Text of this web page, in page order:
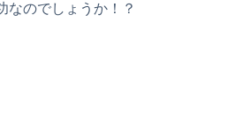
なのでしょうか！？